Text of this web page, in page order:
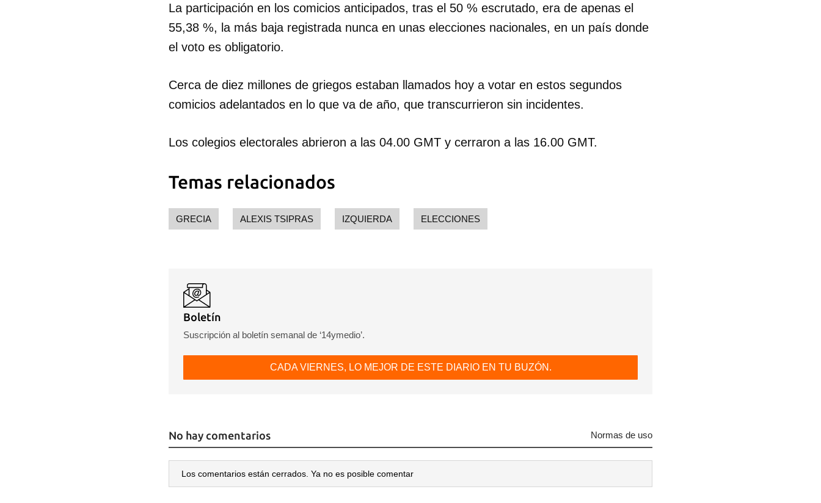
La participación en los comicios anticipados, tras el 50 % escrutado, era de apenas el
55,38 %, la más baja registrada nunca en unas elecciones nacionales, en un país donde
el voto es obligatorio.
Cerca de diez millones de griegos estaban llamados hoy a votar en estos segundos
comicios adelantados en lo que va de año, que transcurrieron sin incidentes.
Los colegios electorales abrieron a las 04.00 GMT y cerraron a las 16.00 GMT.
Temas relacionados
GRECIA ALEXIS TSIPRAS IZQUIERDA ELECCIONES
Boletín
Suscripción al boletín semanal de ‘14ymedio’.
CADA VIERNES, LO MEJOR DE ESTE DIARIO EN TU BUZÓN.
No hay comentarios Normas de uso
Los comentarios están cerrados. Ya no es posible comentar